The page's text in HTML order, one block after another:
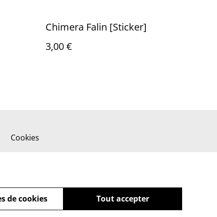
Chimera Falin [Sticker]
3,00 €
Cookies
Tout accepter
de cookies